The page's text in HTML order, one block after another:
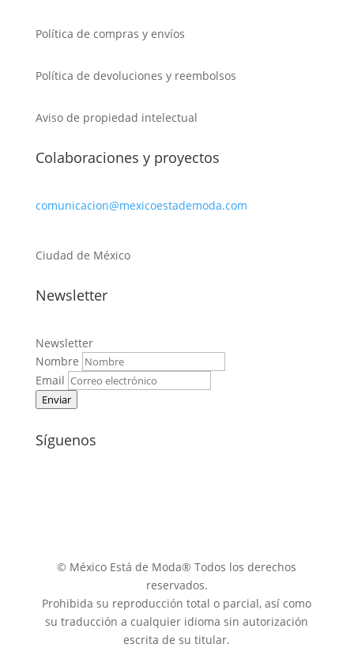
Política de compras y envíos
Política de devoluciones y reembolsos
Aviso de propiedad intelectual
Colaboraciones y proyectos
comunicacion@mexicoestademoda.com
Ciudad de México
Newsletter
Newsletter
Nombre
Email
Enviar
Síguenos
© México Está de Moda® Todos los derechos
reservados.
Prohibida su reproducción total o parcial, así como
su traducción a cualquier idioma sin autorización
escrita de su titular.